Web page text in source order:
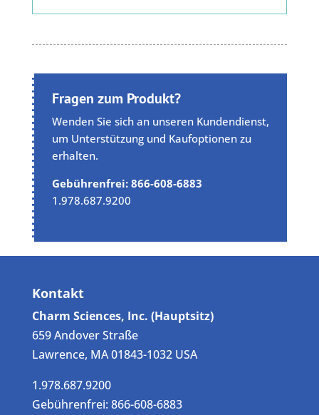
Fragen zum Produkt?
Wenden Sie sich an unseren Kundendienst,
um Unterstützung und Kaufoptionen zu
erhalten.
Gebührenfrei: 866-608-6883
1.978.687.9200
Kontakt
Charm Sciences, Inc. (Hauptsitz)
659 Andover Straße
Lawrence, MA 01843-1032 USA
1.978.687.9200
Gebührenfrei: 866-608-6883